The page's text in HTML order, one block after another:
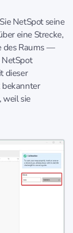
NetSpot seine
eine Strecke,
des Raums —
NetSpot
dieser
bekannter
weil sie